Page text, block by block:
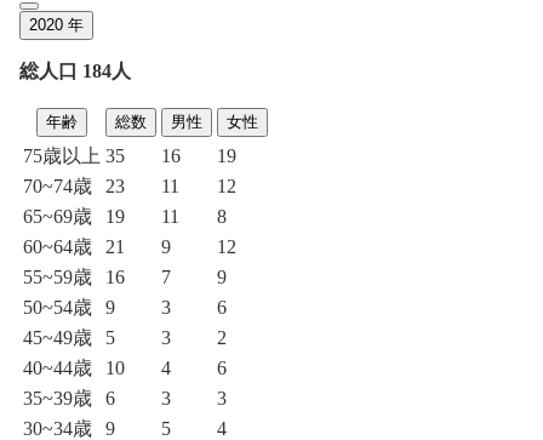
2020 年
総人口 184人
年齢 総数 男性 女性
75歳以上 35 16
19
70~74歳
23 11
12
65~69歳
19 11
8
60~64歳
21 9
12
55~59歳
16 7
9
50~54歳
9 3
6
45~49歳
5 3
2
40~44歳
10 4
6
35~39歳
6 3
3
30~34歳
9 5
4